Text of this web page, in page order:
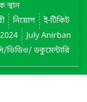
স্থান
নিয়োগ
ই-টিকিট
July Anirban
ভিডিও/ ডকুমেন্টারি